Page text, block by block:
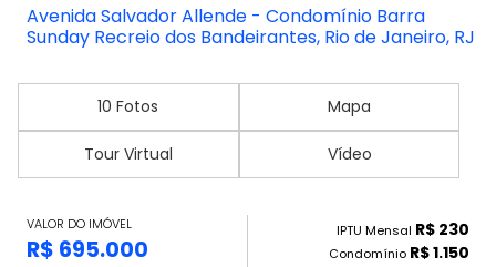
Avenida Salvador Allende - Condomínio Barra
Sunday Recreio dos Bandeirantes, Rio de Janeiro, RJ
10 Fotos Mapa
Tour Virtual Vídeo
VALOR DO IMÓVEL
R$ 695.000
IPTU Mensal R$ 230
Condomínio R$ 1.150